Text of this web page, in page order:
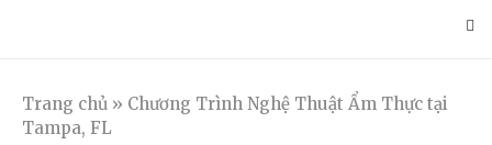
Trang chủ » Chương Trình Nghệ Thuật Ẩm Thực tại
Tampa, FL